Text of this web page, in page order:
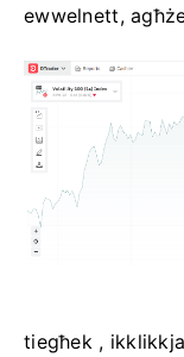
ewwelnett,
tiegħek ,